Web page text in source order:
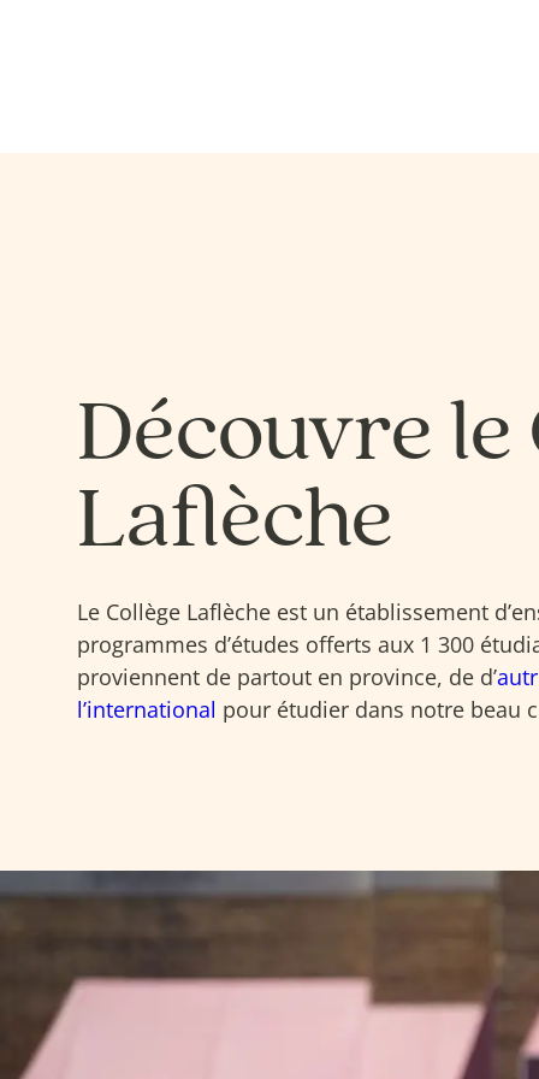
Découvre le
Laflèche
Le Collège Laflèche est un établissement
programmes d’études offerts aux 1 300
proviennent de partout en province, de d’
l’international pour étudier dans notre beau